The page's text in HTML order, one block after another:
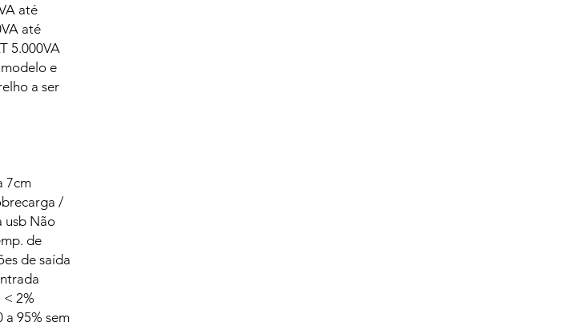
até
até
5.000VA
e
a ser
7cm
/
usb Não
de
de saída
< 2%
95% sem